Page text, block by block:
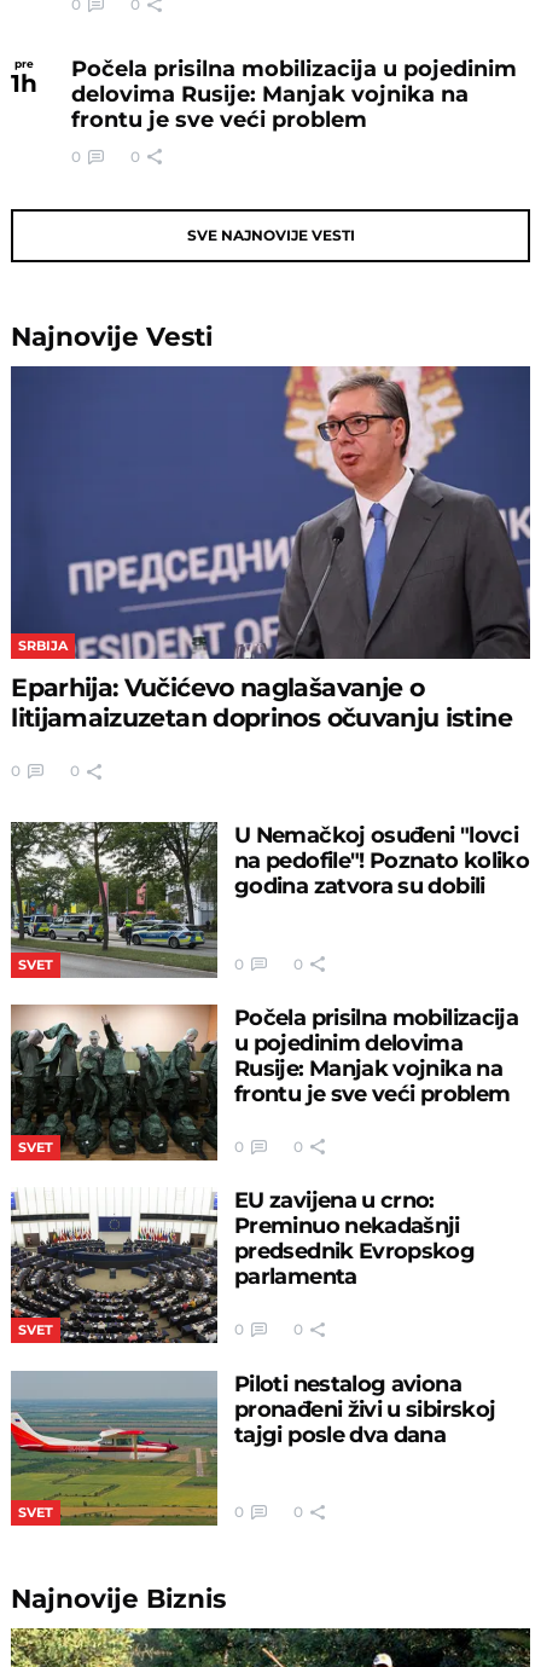
0 0
pre
1h
Počela prisilna mobilizacija u pojedinim
delovima Rusije: Manjak vojnika na
frontu je sve veći problem
0 0
SVE NAJNOVIJE VESTI
NajnovijeVesti
SRBIJA
Eparhija: Vučićevo naglašavanje o
litijamaizuzetan doprinos očuvanju istine
0 0
SVET
U Nemačkoj osuđeni "lovci
na pedofile"! Poznato koliko
godina zatvora su dobili
0 0
SVET
Počela prisilna mobilizacija
u pojedinim delovima
Rusije: Manjak vojnika na
frontu je sve veći problem
0 0
SVET
EU zavijena u crno:
Preminuo nekadašnji
predsednik Evropskog
parlamenta
0 0
SVET
Piloti nestalog aviona
pronađeni živi u sibirskoj
tajgi posle dva dana
0 0
Najnovije Biznis